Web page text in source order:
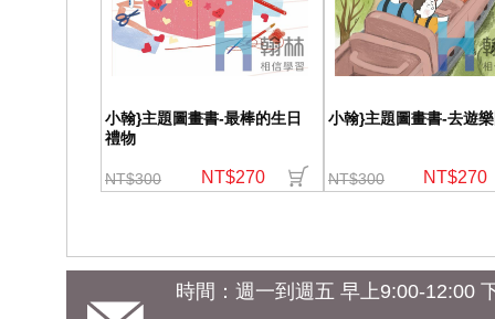
小翰}主題圖畫書-最棒的生日
禮物
NT$300 NT$270
小翰}主題圖畫書-去遊
NT$300 NT$270
時間：週一到週五 早上9:00-12:00